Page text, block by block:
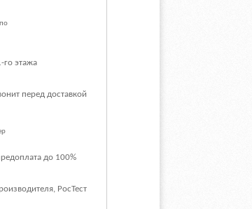
го этажа
перед доставкой
до 100%
РосТест